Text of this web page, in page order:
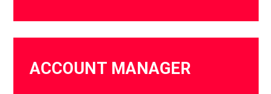
ACCOUNT MANAGER